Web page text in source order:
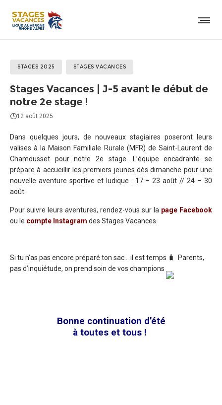
STAGES 2025 STAGES VACANCES
Stages Vacances | J-5 avant le début de
notre 2e stage !
12 août 2025
Dans quelques jours, de nouveaux stagiaires poseront leurs
valises à la Maison Familiale Rurale (MFR) de Saint-Laurent de
Chamousset pour notre 2e stage. L’équipe encadrante se
prépare à accueillir les premiers jeunes dès dimanche pour une
nouvelle aventure sportive et ludique : 17 – 23 août // 24 – 30
août.
Pour suivre leurs aventures, rendez-vous sur la page Facebook
ou le compte Instagram des Stages Vacances.
Si tu n’as pas encore préparé ton sac… il est temps 🧳 Parents,
pas d’inquiétude, on prend soin de vos champions
Bonne continuation d’été
à toutes et tous !